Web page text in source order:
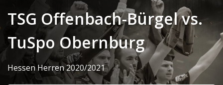
TSG Offenbach-Bürgel vs.
TuSpo Obernburg
Hessen Herren 2020/2021